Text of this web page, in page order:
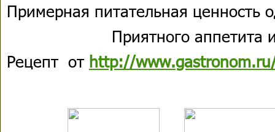
Примерная питательная ценность
Приятного аппетита
Рецепт от http://